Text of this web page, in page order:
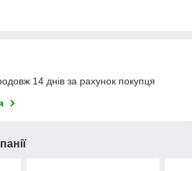
14 днів за рахунок покупця